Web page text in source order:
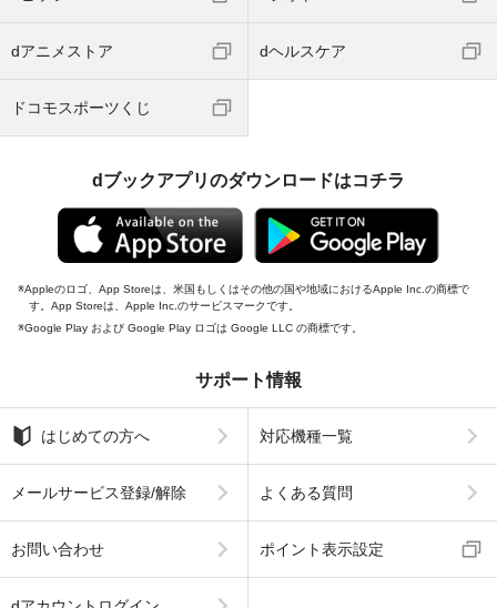
dアニメストア dヘルスケア
ドコモスポーツくじ
dブックアプリのダウンロードはコチラ
Appleのロゴ、App Storeは、米国もしくはその他の国や地域におけるApple Inc.の商標で
す。App Storeは、Apple Inc.のサービスマークです。
Google Play および Google Play ロゴは Google LLC の商標です。
サポート情報
はじめての方へ 対応機種一覧
メールサービス登録/解除 よくある質問
お問い合わせ ポイント表示設定